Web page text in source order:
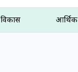
विकास आर्थिक